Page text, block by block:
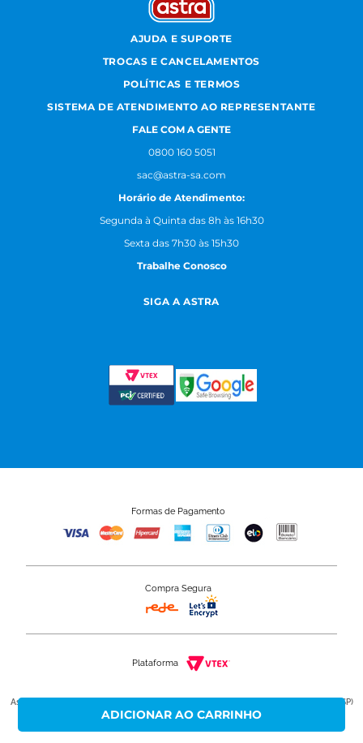
AJUDA E SUPORTE
TROCAS E CANCELAMENTOS
POLÍTICAS E TERMOS
SISTEMA DE ATENDIMENTO AO REPRESENTANTE
FALE COM A GENTE
0800 160 5051
sac@astra-sa.com
Horário de Atendimento:
Segunda à Quinta das 8h às 16h30
Sexta das 7h30 às 15h30
Trabalhe Conosco
SIGA A ASTRA
Formas de Pagamento
Compra Segura
Plataforma
Astra S/A 50.949.528/0001-80 - Rua Colégio Florence, 59 - Jardim Primavera - Jundiaí (SP)
Não atendemos ao público neste endereço.